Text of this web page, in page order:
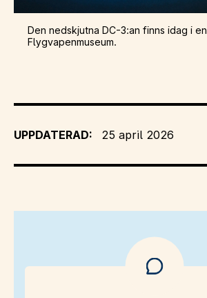
Den nedskjutna DC-3:an finns idag i
Flygvapenmuseum.
UPPDATERAD: 25 april 2026